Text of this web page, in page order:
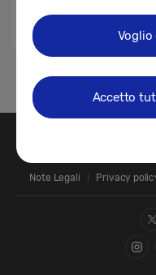
Note Legali
Privacy
Voglio
Accetto